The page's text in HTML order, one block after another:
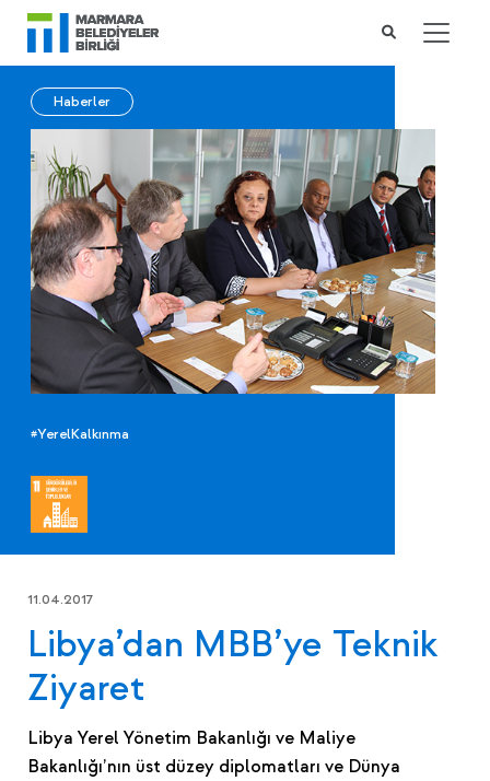
Haberler
#YerelKalkınma
11.04.2017
Libya’dan MBB’ye Teknik
Ziyaret
Libya Yerel Yönetim Bakanlığı ve Maliye
Bakanlığı’nın üst düzey diplomatları ve Dünya